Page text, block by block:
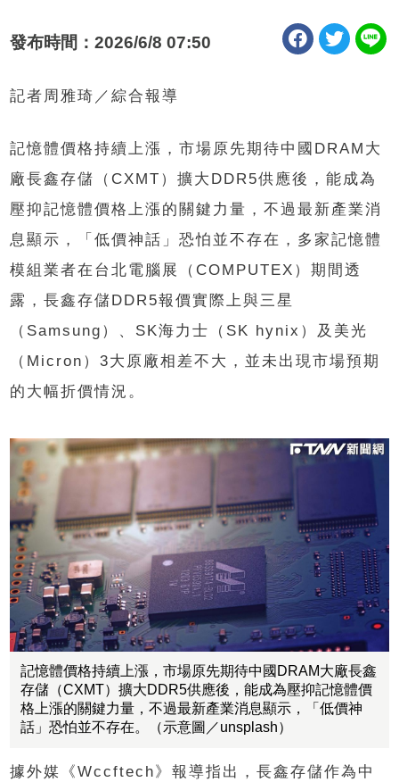
發布時間：2026/6/8 07:50
記者周雅琦／綜合報導
記憶體價格持續上漲，市場原先期待中國DRAM大
廠長鑫存儲（CXMT）擴大DDR5供應後，能成為
壓抑記憶體價格上漲的關鍵力量，不過最新產業消
息顯示，「低價神話」恐怕並不存在，多家記憶體
模組業者在台北電腦展（COMPUTEX）期間透
露，長鑫存儲DDR5報價實際上與三星
（Samsung）、SK海力士（SK hynix）及美光
（Micron）3大原廠相差不大，並未出現市場預期
的大幅折價情況。
記憶體價格持續上漲，市場原先期待中國DRAM大廠長鑫
存儲（CXMT）擴大DDR5供應後，能成為壓抑記憶體價
格上漲的關鍵力量，不過最新產業消息顯示，「低價神
話」恐怕並不存在。（示意圖／unsplash）
據外媒《Wccftech》報導指出，長鑫存儲作為中